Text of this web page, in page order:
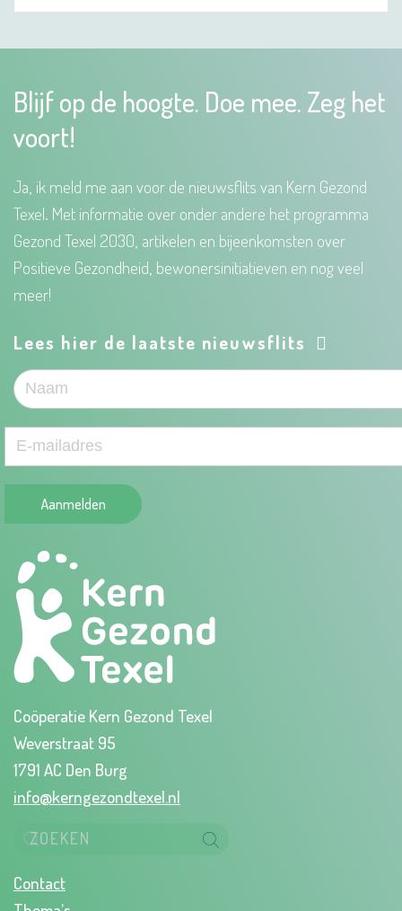
Blijf op de hoogte. Doe mee. Zeg het
voort!
Ja, ik meld me aan voor de nieuwsflits van Kern Gezond
Texel. Met informatie over onder andere het programma
Gezond Texel 2030, artikelen en bijeenkomsten over
Positieve Gezondheid, bewonersinitiatieven en nog veel
meer!
Lees hier de laatste nieuwsflits
Aanmelden
Coöperatie Kern Gezond Texel
Weverstraat 95
1791 AC Den Burg
info@kerngezondtexel.nl
Contact